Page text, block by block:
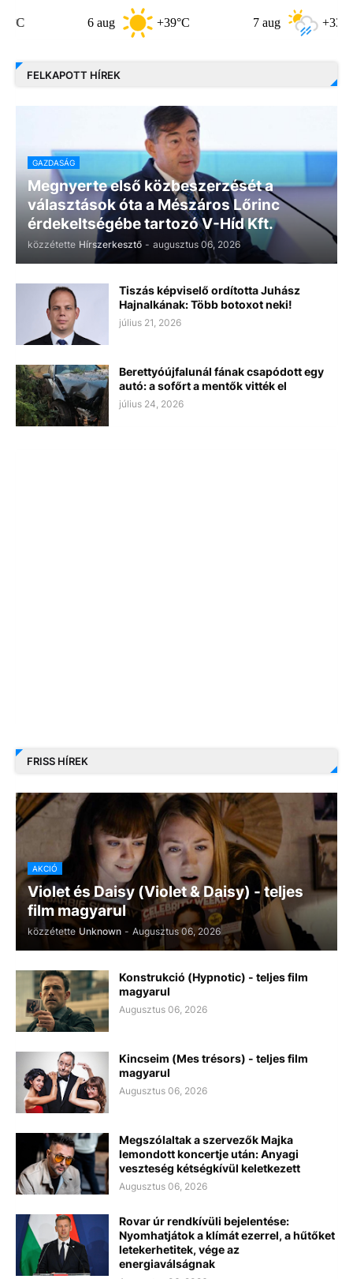
+39°C +33°C
FELKAPOTT HÍREK
GAZDASÁG
Megnyerte első közbeszerzését a
választások óta a Mészáros Lőrinc
érdekeltségébe tartozó V-Híd Kft.
közzétette Hírszerkesztő - augusztus 06, 2026
Tiszás képviselő ordította Juhász
Hajnalkának: Több botoxot neki!
július 21, 2026
Berettyóújfalunál fának csapódott egy
autó: a sofőrt a mentők vitték el
július 24, 2026
FRISS HÍREK
AKCIÓ
Violet és Daisy (Violet & Daisy) - teljes
film magyarul
közzétette Unknown - Augusztus 06, 2026
Konstrukció (Hypnotic) - teljes film
magyarul
Augusztus 06, 2026
Kincseim (Mes trésors) - teljes film
magyarul
Augusztus 06, 2026
Megszólaltak a szervezők Majka
lemondott koncertje után: Anyagi
veszteség kétségkívül keletkezett
Augusztus 06, 2026
Rovar úr rendkívüli bejelentése:
Nyomhatjátok a klímát ezerrel, a hűtőket
letekerhetitek, vége az
energiaválságnak